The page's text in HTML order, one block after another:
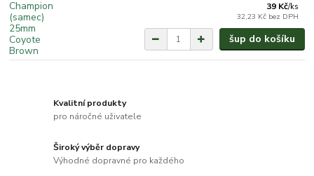
39 Kč/ks
32,23 Kč bez DPH
šup do košíku
Kvalitní produkty
pro náročné uživatele
Široký výběr dopravy
Výhodné dopravné pro každého